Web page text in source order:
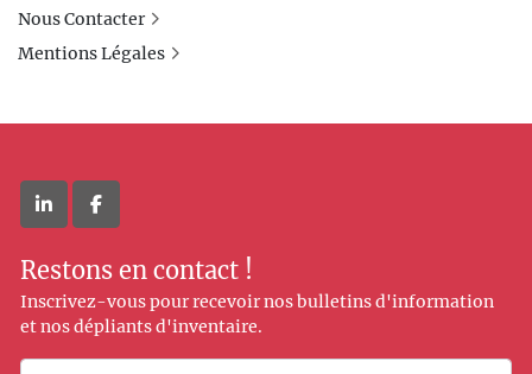
linkedinfacebook
Restons en contact !
Inscrivez-vous pour recevoir nos bulletins d'information
et nos dépliants d'inventaire.
Nous Contacter
Mentions Légales